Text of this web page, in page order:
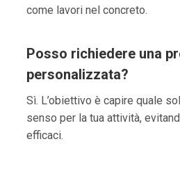
come lavori nel concreto.
Posso richiedere una
personalizzata?
Sì. L’obiettivo è capire quale
senso per la tua attività,
efficaci.